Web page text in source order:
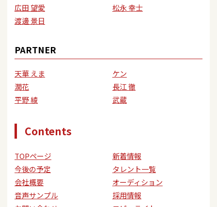
広田 望愛
松永 幸士
渡邊 景日
PARTNER
天華 えま
ケン
潤花
長江 徹
平野 綾
武蔵
Contents
TOPページ
新着情報
今後の予定
タレント一覧
会社概要
オーディション
音声サンプル
採用情報